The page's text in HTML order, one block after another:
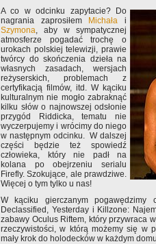
A co w odcinku zapytacie? Do
nagrania zaprosiłem
Michała i
Szymona, aby w sympatycznej
atmosferze pogadać trochę o
urokach polskiej telewizji, prawie
twórcy do skończenia dzieła na
własnych zasadach, wersjach
reżyserskich, problemach z
certyfikacją filmów, itd. W kąciku
kulturalnym nie mogło zabraknąć
kilku słów o najnowszej odsłonie
przygód Riddicka, tematu nie
wyczerpujemy i wrócimy do niego
w następnym odcinku. W dalszej
części będzie też spowiedź
człowieka, który nie padł na
kolana po obejrzeniu serialu
Firefly. Szokujące, ale prawdziwe.
Więcej o tym tylko u nas!
W kąciku gierczanym
Declassified, Yesterday i Killzone:
zabawy Oculus Riftem, który przywraca
rzeczywistości, w którą możemy się w
mały krok do holodecków w każdym